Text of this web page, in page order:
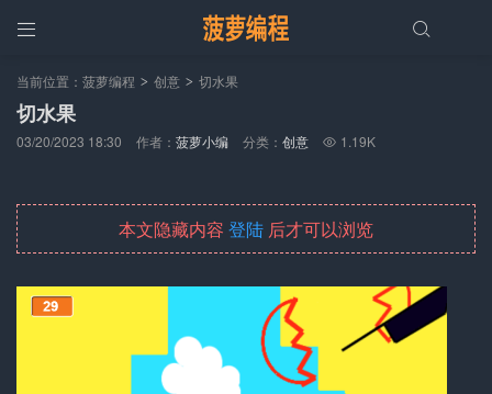
 
当前位置： 菠萝编程 > 创意 > 切水果
切水果
03/20/2023 18:30 作者： 菠萝小编 分类： 创意  1.19K
本文隐藏内容 登陆 后才可以浏览